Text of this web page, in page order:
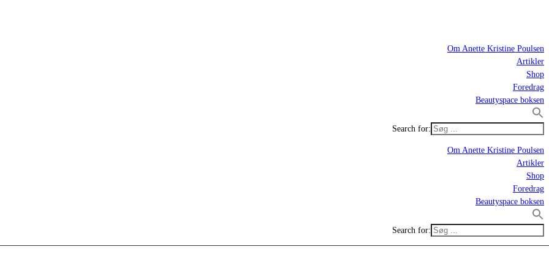
Om Anette Kristine Poulsen
Artikler
Shop
Foredrag
Beautyspace boksen
Search for:
Om Anette Kristine Poulsen
Artikler
Shop
Foredrag
Beautyspace boksen
Search for: